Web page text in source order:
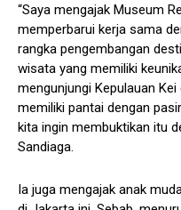
“Saya mengajak Museum
memperbarui kerja sama
rangka pengembangan
wisata yang memiliki
mengunjungi Kepulauan
memiliki pantai dengan
kita ingin membuktikan itu
Sandiaga.
Ia juga mengajak anak